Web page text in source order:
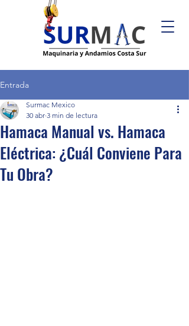
Entrada
Hamaca Manual vs. Hamaca
Eléctrica: ¿Cuál Conviene Para
Tu Obra?
Surmac Mexico
30 abr 3 min de lectura